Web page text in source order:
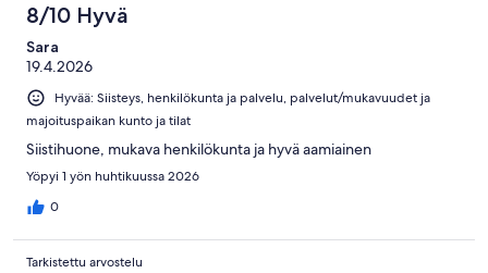
8/10 Hyvä
Sara
19.4.2026
Hyvää: Siisteys, henkilökunta ja palvelu, palvelut/mukavuudet ja
majoituspaikan kunto ja tilat
Siistihuone, mukava henkilökunta ja hyvä aamiainen
Yöpyi 1 yön huhtikuussa 2026
0
Tarkistettu arvostelu